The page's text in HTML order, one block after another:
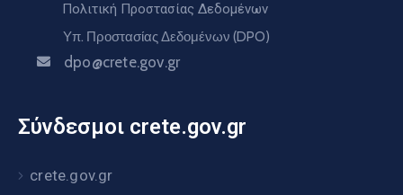
Πολιτική Προστασίας Δεδομένων
Υπ. Προστασίας Δεδομένων (DPO)
dpo@crete.gov.gr
Σύνδεσμοι crete.gov.gr
crete.gov.gr